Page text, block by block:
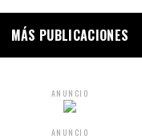
MÁS PUBLICACIONES
ANUNCIO
ANUNCIO